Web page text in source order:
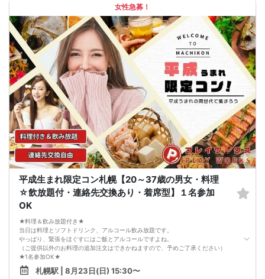
1. ２名様以上でのご参加は必ず同性同士でお申し込みください。
2. 服装の指定はございません。多くのお客様はカジュアルな格好でおこしになら
れています。
3. 開催判断はイベント前日の時点で男性３名・女性３名以上のお申し込みからに
なりますが、当日に参加者のキャンセルで比率が崩れた場合や開催判断人数を下
回った場合、一切返金などの保証はいたしませんのでご了承ください。
4. イベントページ内の「お申し込み状況」等はキャンセルなどで当日の参加人
数、男女比率と異なる可能性がございます。
5. 当日は店舗の外ではなく店舗内で受付いたします。店内に入り店員に「街コン
で来た」旨をお伝えください。
6. お釣りの用意はございませんので、出ないようにご準備お願いします。
7. 当日は年齢確認のできる身分証をお持ちください。イベントの対象年齢でない
ことが発覚した場合、参加費を全額徴収し返金はいたしかねます。
8. 15分以上の遅刻はキャンセルとみなす可能性があります。
9. 当日受付にお越しになってからのキャンセル、途中キャンセルは出来ません。
10. イベント中止に伴うユーザーへの返金額は、チケット代金となり、交通費、宿
泊費、通信費等の返金は行いません。
11. 領収書の発行はいたしかねます。
お申し込みが完了した時点で上記すべての事項に同意したと判断いたします。
8/22(土)アラサー夜コン札幌
女性急募！
平成生まれ限定コン札幌【20～37歳の男女・料理
☆飲放題付・連絡先交換あり・着席型】１名参加
OK
★料理＆飲み放題付き★
当日は料理とソフトドリンク、アルコール飲み放題です。
やっぱり、緊張をほぐすにはご飯とアルコールですよね。
（ご提供以外のお料理の追加注文はできかねますので、予めご了承ください）
★1名参加OK★
他の1名参加の方とペアになりますし、友達作りにも最適です。
基本的には２：２のグループトークとなります。
札幌駅 | 8月23日(日) 15:30〜